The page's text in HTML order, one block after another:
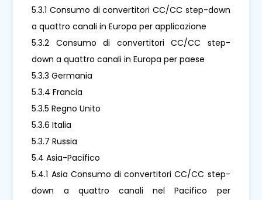
5.3.1 Consumo di convertitori CC/CC step-down
a quattro canali in Europa per applicazione
5.3.2 Consumo di convertitori CC/CC step-
down a quattro canali in Europa per paese
5.3.3 Germania
5.3.4 Francia
5.3.5 Regno Unito
5.3.6 Italia
5.3.7 Russia
5.4 Asia-Pacifico
5.4.1 Asia Consumo di convertitori CC/CC step-
down a quattro canali nel Pacifico per